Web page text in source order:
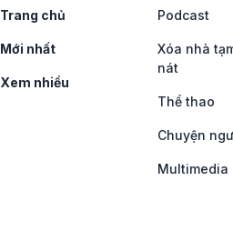
Trang chủ
Mới nhất
Xem nhiều
Podcast
Xóa nhà
nát
Thể thao
Chuyện
Multimedia